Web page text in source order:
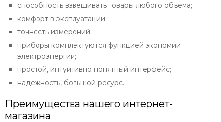
способность взвешивать товары любого объема;
комфорт в эксплуатации;
точность измерений;
приборы комплектуются функцией экономии
электроэнергии;
простой, интуитивно понятный интерфейс;
надежность, большой ресурс.
Преимущества нашего интернет-
магазина